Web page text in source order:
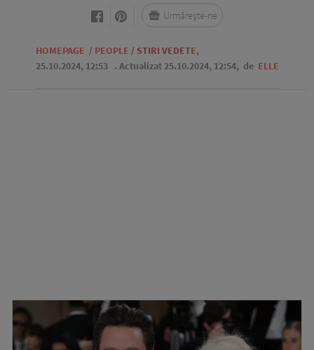
HOMEPAGE / PEOPLE / STIRI VEDETE,
25.10.2024, 12:53 . Actualizat 25.10.2024, 12:54, de ELLE
Urmărește-ne